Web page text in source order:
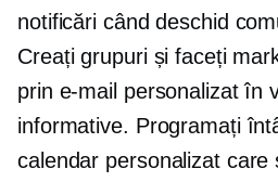
notificări când deschid
Creați grupuri și faceți
prin e-mail personalizat în
informative. Programați
calendar personalizat care